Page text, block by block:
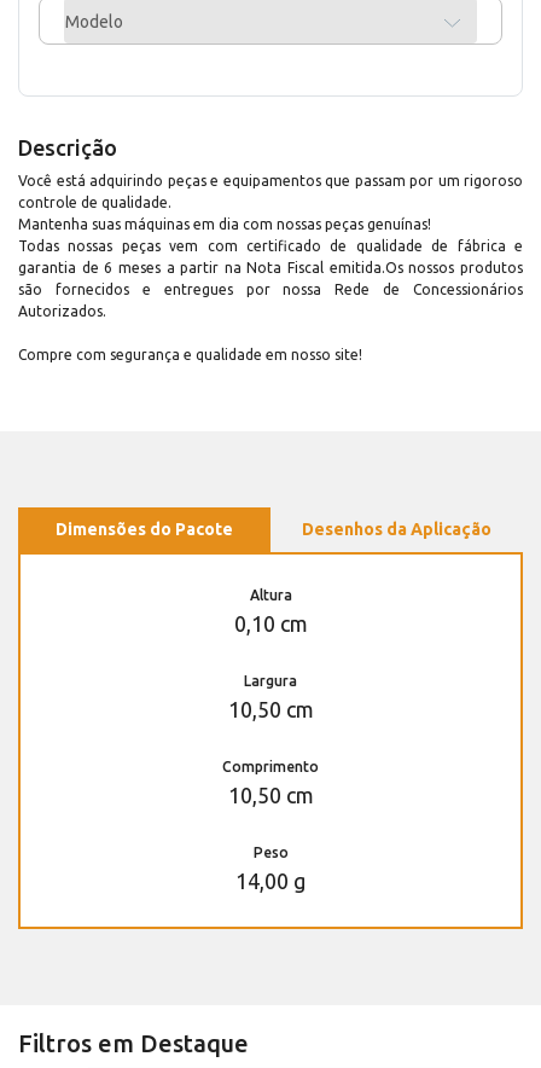
Modelo
Descrição
Você está adquirindo peças e equipamentos que passam por um rigoroso
controle de qualidade.
Mantenha suas máquinas em dia com nossas peças genuínas!
Todas nossas peças vem com certificado de qualidade de fábrica e
garantia de 6 meses a partir na Nota Fiscal emitida.Os nossos produtos
são fornecidos e entregues por nossa Rede de Concessionários
Autorizados.
Compre com segurança e qualidade em nosso site!
Dimensões do Pacote Desenhos da Aplicação
Altura
0,10 cm
Largura
10,50 cm
Comprimento
10,50 cm
Peso
14,00 g
Filtros em Destaque